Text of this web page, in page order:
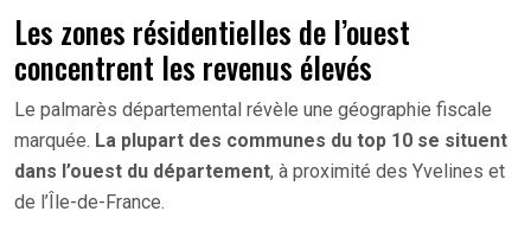
Les zones résidentielles de l’ouest
concentrent les revenus élevés
Le palmarès départemental révèle une géographie fiscale
marquée. La plupart des communes du top 10 se situent
dans l’ouest du département, à proximité des Yvelines et
de l’Île-de-France.